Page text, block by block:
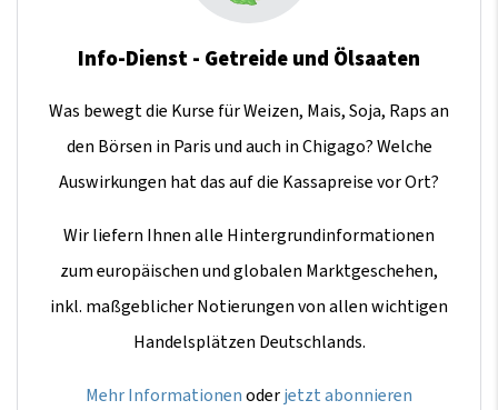
Info-Dienst - Getreide und Ölsaaten
Was bewegt die Kurse für Weizen, Mais, Soja, Raps an
den Börsen in Paris und auch in Chigago? Welche
Auswirkungen hat das auf die Kassapreise vor Ort?
Wir liefern Ihnen alle Hintergrundinformationen
zum europäischen und globalen Marktgeschehen,
inkl. maßgeblicher Notierungen von allen wichtigen
Handelsplätzen Deutschlands.
Mehr Informationenoderjetzt abonnieren